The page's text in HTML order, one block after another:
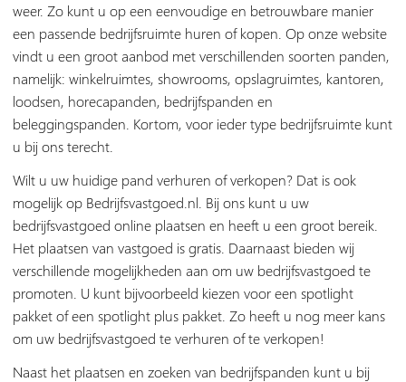
weer. Zo kunt u op een eenvoudige en betrouwbare manier
een passende bedrijfsruimte huren of kopen. Op onze website
vindt u een groot aanbod met verschillenden soorten panden,
namelijk: winkelruimtes, showrooms, opslagruimtes, kantoren,
loodsen, horecapanden, bedrijfspanden en
beleggingspanden. Kortom, voor ieder type bedrijfsruimte kunt
u bij ons terecht.
Wilt u uw huidige pand verhuren of verkopen? Dat is ook
mogelijk op Bedrijfsvastgoed.nl. Bij ons kunt u uw
bedrijfsvastgoed online plaatsen en heeft u een groot bereik.
Het plaatsen van vastgoed is gratis. Daarnaast bieden wij
verschillende mogelijkheden aan om uw bedrijfsvastgoed te
promoten. U kunt bijvoorbeeld kiezen voor een spotlight
pakket of een spotlight plus pakket. Zo heeft u nog meer kans
om uw bedrijfsvastgoed te verhuren of te verkopen!
Naast het plaatsen en zoeken van bedrijfspanden kunt u bij